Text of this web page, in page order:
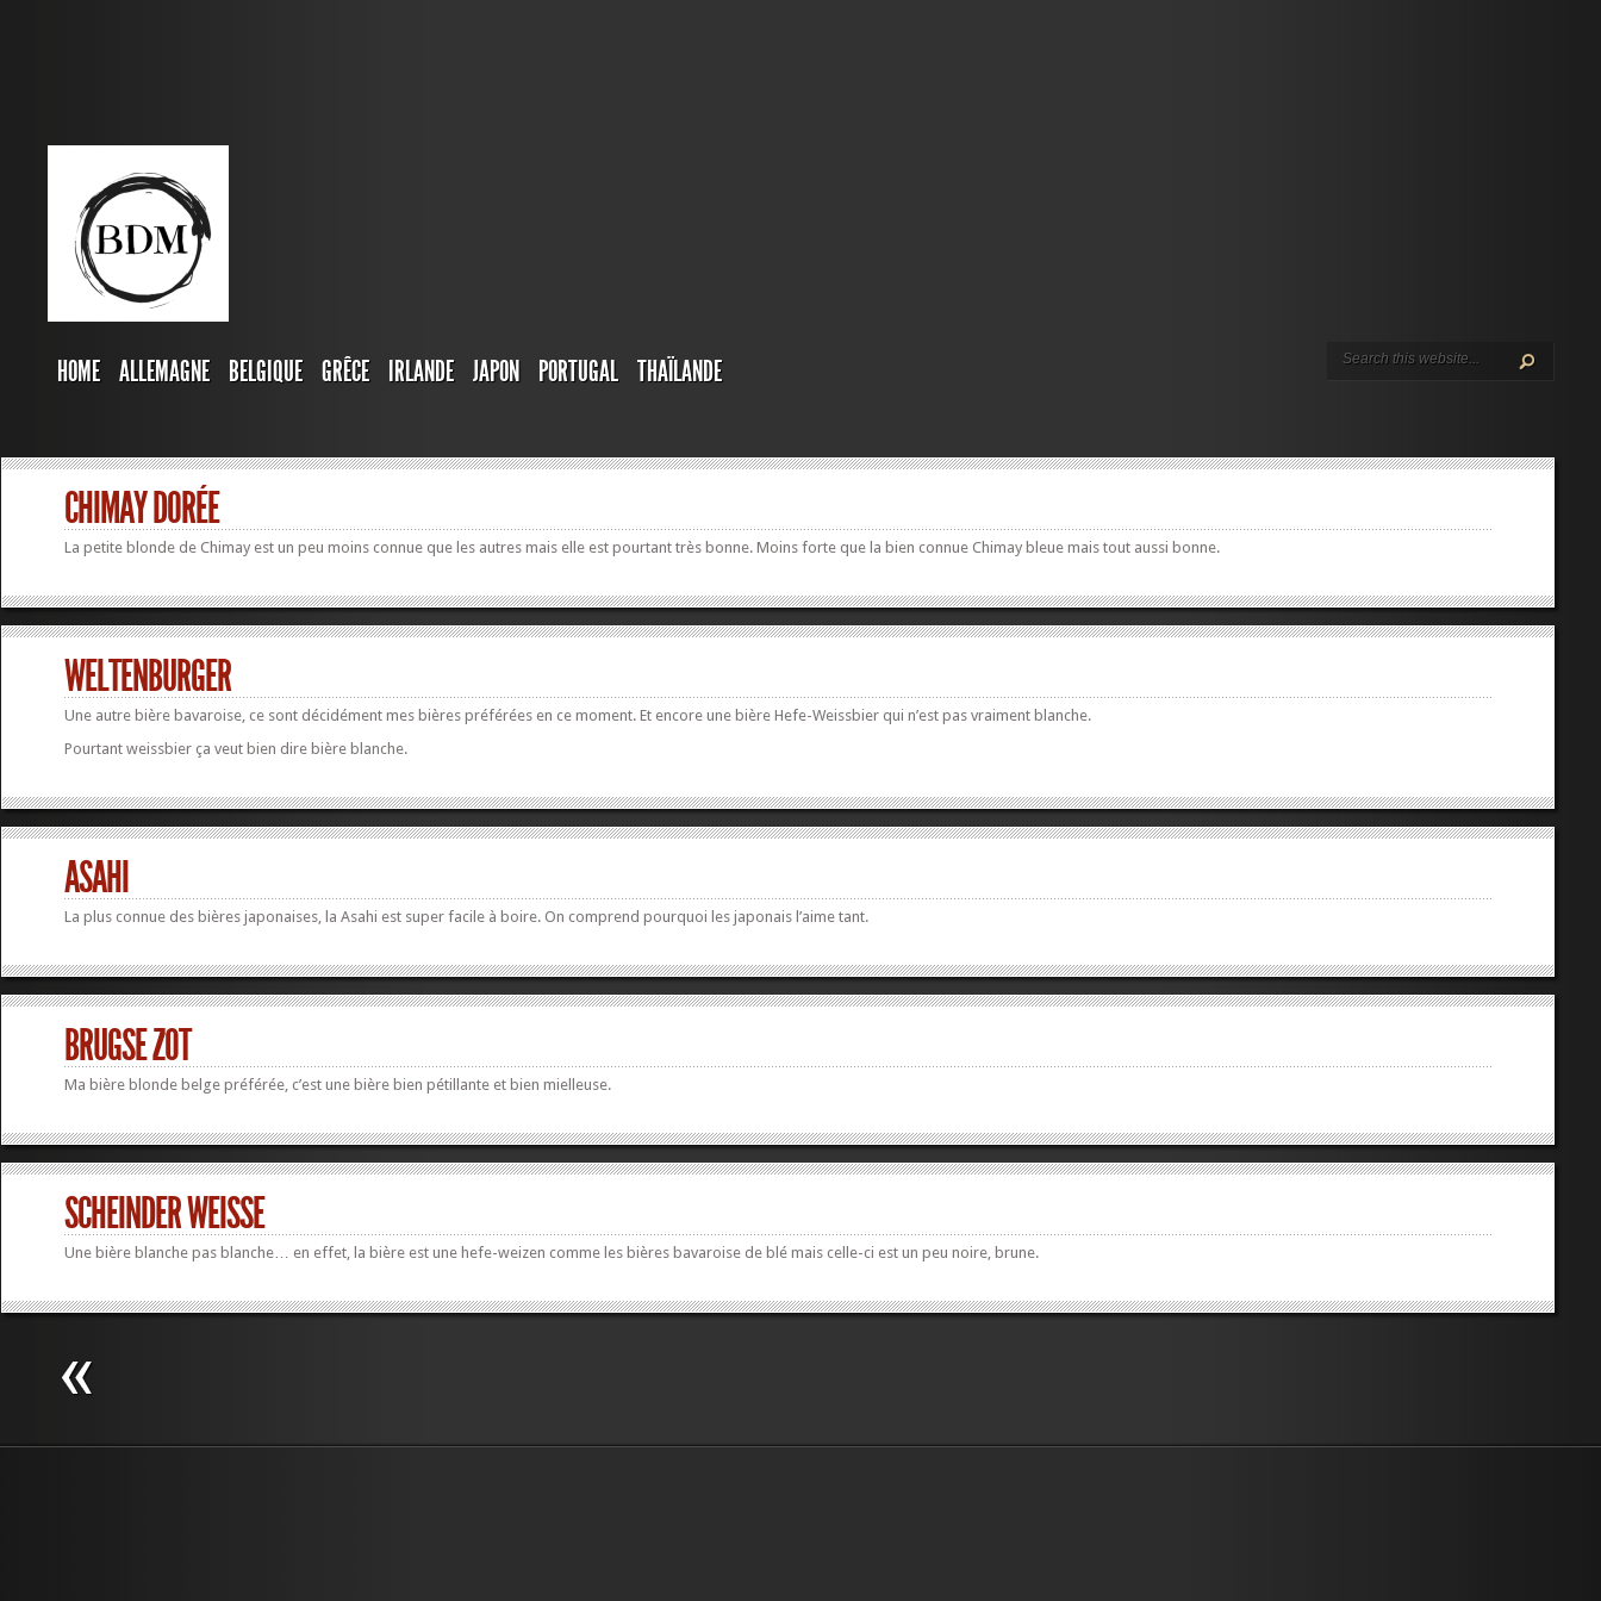
HOME ALLEMAGNE BELGIQUE GRÊCE IRLANDE JAPON PORTUGAL THAÏLANDE
CHIMAY DORÉE
La petite blonde de Chimay est un peu moins connue que les autres mais elle est pourtant très bonne. Moins forte que la bien connue Chimay bleue mais tout aussi bonne.
WELTENBURGER
Une autre bière bavaroise, ce sont décidément mes bières préférées en ce moment. Et encore une bière Hefe-Weissbier qui n’est pas vraiment blanche.
Pourtant weissbier ça veut bien dire bière blanche.
ASAHI
La plus connue des bières japonaises, la Asahi est super facile à boire. On comprend pourquoi les japonais l’aime tant.
BRUGSE ZOT
Ma bière blonde belge préférée, c’est une bière bien pétillante et bien mielleuse.
SCHEINDER WEISSE
Une bière blanche pas blanche… en effet, la bière est une hefe-weizen comme les bières bavaroise de blé mais celle-ci est un peu noire, brune.